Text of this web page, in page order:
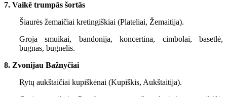
7. Vaikē trumpās šortās
Šiaurės žemaičiai kretingiškiai (Plateliai, Žemaitija).
Groja smuikai, bandonija, koncertina, cimbolai, basetlė,
būgnas, būgnelis.
8. Zvonijau Bažnyčiai
Rytų aukštaičiai kupiškėnai (Kupiškis, Aukštaitija).